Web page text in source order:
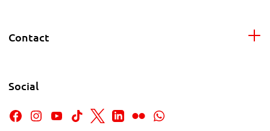
Contact
Social